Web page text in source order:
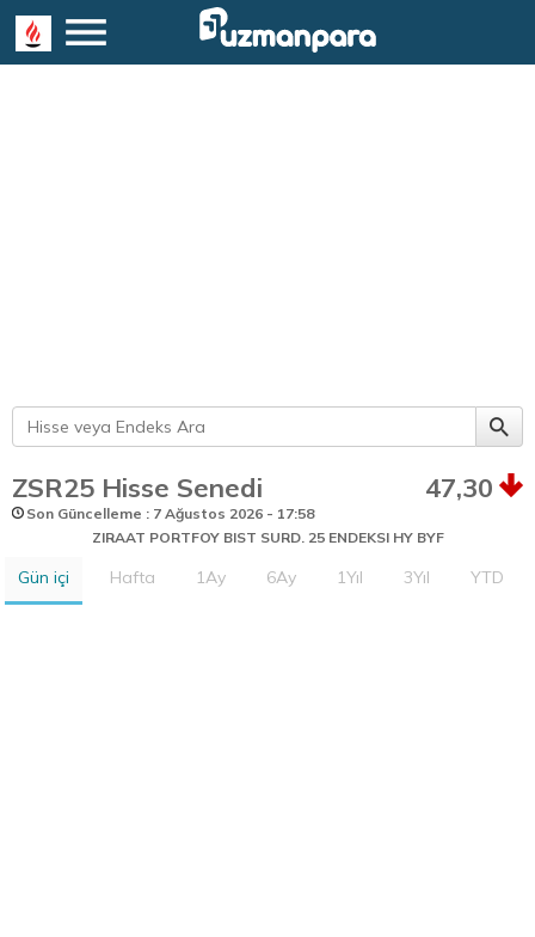
ZSR25 Hisse Senedi 47,30
Son Güncelleme : 7 Ağustos 2026 - 17:58
ZIRAAT PORTFOY BIST SURD. 25 ENDEKSI HY BYF
Gün içi Hafta 1Ay 6Ay 1Yıl 3Yıl YTD